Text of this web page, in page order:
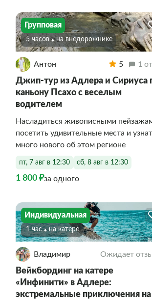
Групповая
5 часов На внедорожнике
Антон 5 1
Джип-тур из Адлера и Сириуса
каньону Псахо с веселым
водителем
Насладиться живописными
посетить удивительные места и
много нового об этом регионе
пт, 7 авг в 12:30 сб, 8 авг в 12:30
1 800 ₽за одного
Индивидуальная
1 час На катере
Владимир Ожидает
Вейкбординг на катере
«Инфинити» в Адлере:
экстремальные приключения на